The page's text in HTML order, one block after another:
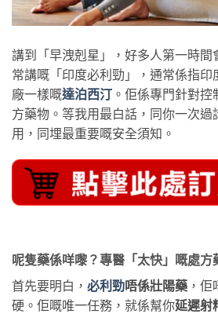
講到「早洩剋星」，好多人第一時間
常講嘅「印度必利勁」，通常係指印
廠一樣嘅達泊西汀 。佢係專門針對
方藥物。等我用最白話，同你一次過
用，同埋最重要嘅安全須知。
呢隻藥係咩嚟？專醫「太快」嘅處方
首先要明白， 必利勁唔係壯陽藥 ，
硬。佢嘅唯一任務，就係幫你延遲射